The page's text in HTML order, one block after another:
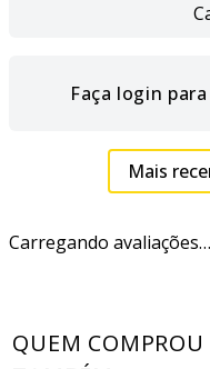
Faça login
Mais
Carregando avaliações…
QUEM